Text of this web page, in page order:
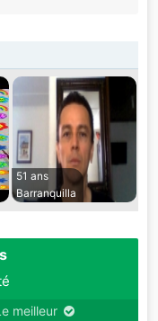
51 ans
Barranquilla
meilleur